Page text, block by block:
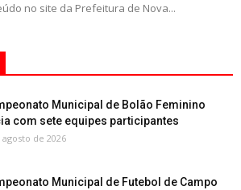
no site da Prefeitura de Nova...
Municipal de Bolão Feminino
com sete equipes participantes
agosto de 2026
Municipal de Futebol de Campo